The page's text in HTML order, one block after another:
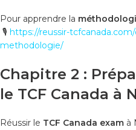
Pour apprendre la
🎙️ https://reussir-
methodologie/
Chapitre 2 :
le TCF Canada à
Réussir le TCF Canada exam à